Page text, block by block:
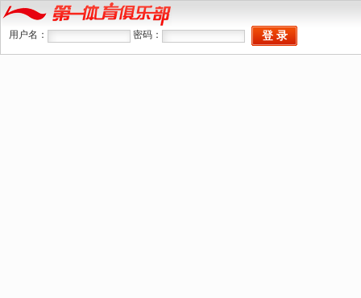
用户名： 密码：